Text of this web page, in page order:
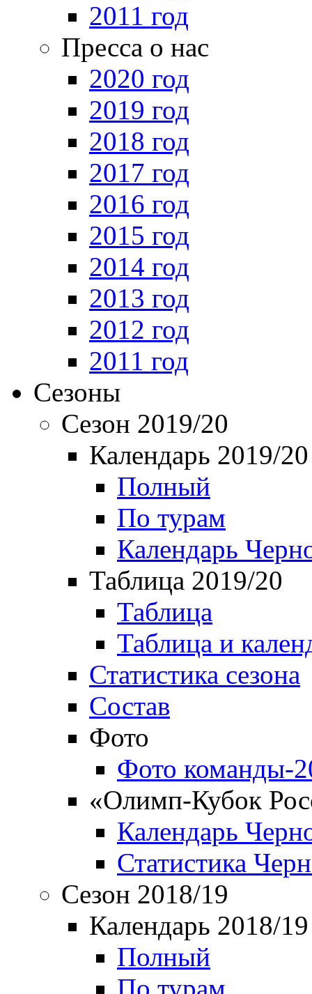
2011 год
Пресса о нас
2020 год
2019 год
2018 год
2017 год
2016 год
2015 год
2014 год
2013 год
2012 год
2011 год
Сезоны
Сезон 2019/20
Календарь 2019/20
Полный
По турам
Календарь
Таблица 2019/20
Таблица
Таблица и
Статистика сезона
Состав
Фото
Фото команды-
«Олимп-Кубок
Календарь
Статистика
Сезон 2018/19
Календарь 2018/19
Полный